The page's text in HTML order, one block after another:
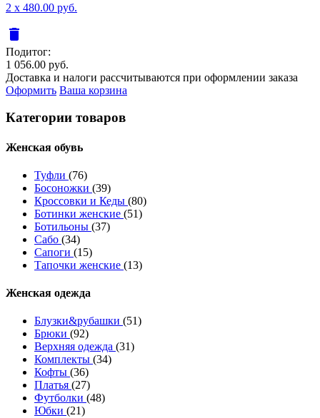
2 x 480.00 руб.
delete
Подитог:
1 056.00 руб.
Доставка и налоги рассчитываются при оформлении заказа
Оформить Ваша корзина
Категории товаров
Женcкая обувь
Туфли (76)
Босоножки (39)
Кроссовки и Кеды (80)
Ботинки женские (51)
Ботильоны (37)
Сабо (34)
Сапоги (15)
Тапочки женские (13)
Женская одежда
Блузки&рубашки (51)
Брюки (92)
Верхняя одежда (31)
Комплекты (34)
Кофты (36)
Платья (27)
Футболки (48)
Юбки (21)